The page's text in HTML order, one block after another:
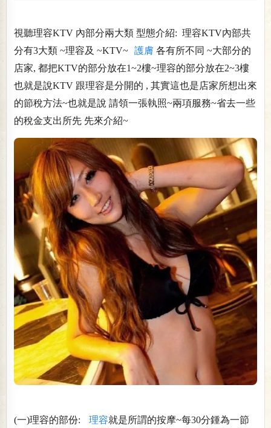
視聽理容KTV 內部分兩大類 型態介紹: 理容KTV內部共
分有3大類 ~理容及 ~KTV~ 護膚 各有所不同 ~大部分的
店家, 都把KTV的部分放在1~2樓~理容的部分放在2~3樓
也就是說KTV 跟理容是分開的 , 其實這也是店家所想出來
的節稅方法~也就是說 請領一張執照~兩項服務~省去一些
的稅金支出所先 先來介紹~
(一)理容的部份: 理容就是所謂的按摩~每30分鍾為一節